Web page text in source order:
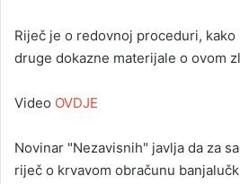
Riječ je o redovnoj proceduri,
druge dokazne materijale o ovom
Video OVDJE
Novinar "Nezavisnih" javlja da za
riječ o krvavom obračunu